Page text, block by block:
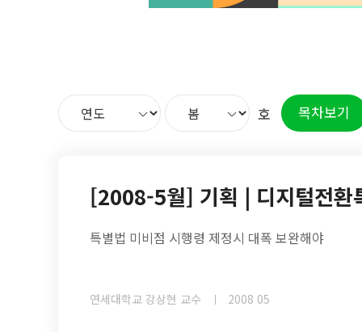
호 목차보기
[2008-5월] 기획 | 디지털전환
특별법 미비점 시행령 제정시 대폭 보완해야
연세대학교 강상현 교수 2008 05